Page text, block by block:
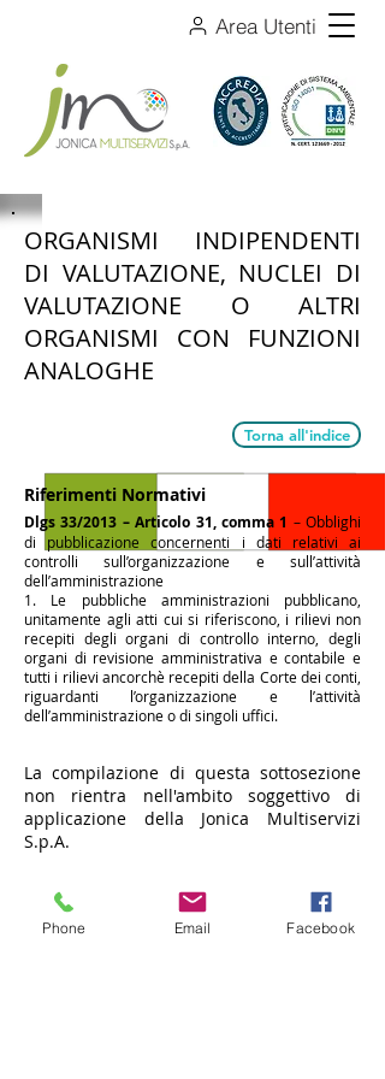
Area Utenti
ORGANISMI INDIPENDENTI
DI VALUTAZIONE, NUCLEI DI
VALUTAZIONE O ALTRI
ORGANISMI CON FUNZIONI
ANALOGHE
Torna all'indice
Riferimenti Normativi
Dlgs 33/2013 – Articolo 31, comma 1 – Obblighi
di pubblicazione concernenti i dati relativi ai
controlli sull’organizzazione e sull’attività
dell’amministrazione
1. Le pubbliche amministrazioni pubblicano,
unitamente agli atti cui si riferiscono, i rilievi non
recepiti degli organi di controllo interno, degli
organi di revisione amministrativa e contabile e
tutti i rilievi ancorchè recepiti della Corte dei conti,
riguardanti l’organizzazione e l’attività
dell’amministrazione o di singoli uffici.
La compilazione di questa sottosezione
non rientra nell'ambito soggettivo di
applicazione della Jonica Multiservizi
S.p.A.
CONTATTI
Phone Email Facebook